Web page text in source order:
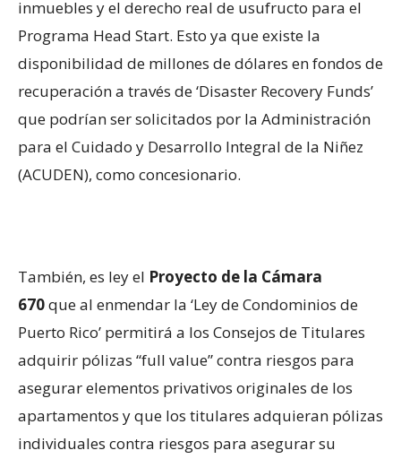
inmuebles y el derecho real de usufructo para el
Programa Head Start. Esto ya que existe la
disponibilidad de millones de dólares en fondos de
recuperación a través de ‘Disaster Recovery Funds’
que podrían ser solicitados por la Administración
para el Cuidado y Desarrollo Integral de la Niñez
(ACUDEN), como concesionario.
También, es ley el Proyecto de la Cámara
670que al enmendar la ‘Ley de Condominios de
Puerto Rico’ permitirá a los Consejos de Titulares
adquirir pólizas “full value” contra riesgos para
asegurar elementos privativos originales de los
apartamentos y que los titulares adquieran pólizas
individuales contra riesgos para asegurar su